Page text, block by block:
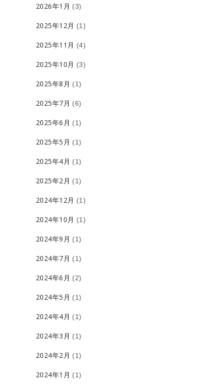
2026年1月 (3)
2025年12月 (1)
2025年11月 (4)
2025年10月 (3)
2025年8月 (1)
2025年7月 (6)
2025年6月 (1)
2025年5月 (1)
2025年4月 (1)
2025年2月 (1)
2024年12月 (1)
2024年10月 (1)
2024年9月 (1)
2024年7月 (1)
2024年6月 (2)
2024年5月 (1)
2024年4月 (1)
2024年3月 (1)
2024年2月 (1)
2024年1月 (1)